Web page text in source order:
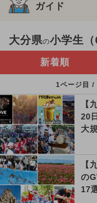
ガイド
大分県の小学生
新着順
1ページ目 /
【
20
大
【
の
17